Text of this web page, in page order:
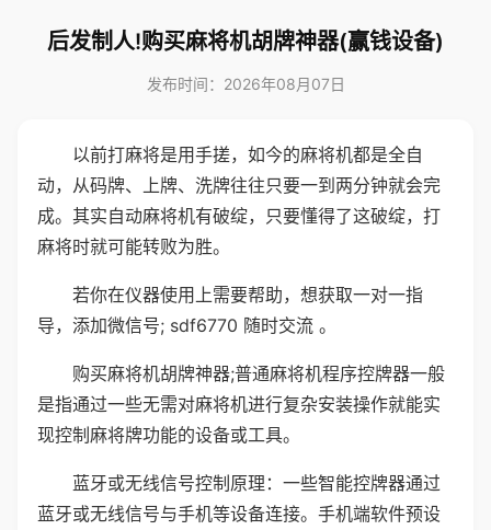
后发制人!购买麻将机胡牌神器(赢钱设备)
发布时间：2026年08月07日
以前打麻将是用手搓，如今的麻将机都是全自
动，从码牌、上牌、洗牌往往只要一到两分钟就会完
成。其实自动麻将机有破绽，只要懂得了这破绽，打
麻将时就可能转败为胜。
若你在仪器使用上需要帮助，想获取一对一指
导，添加微信号; sdf6770 随时交流 。
购买麻将机胡牌神器;普通麻将机程序控牌器一般
是指通过一些无需对麻将机进行复杂安装操作就能实
现控制麻将牌功能的设备或工具。
蓝牙或无线信号控制原理：一些智能控牌器通过
蓝牙或无线信号与手机等设备连接。手机端软件预设